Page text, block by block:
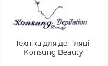
Техніка для депіляції
Konsung Beauty